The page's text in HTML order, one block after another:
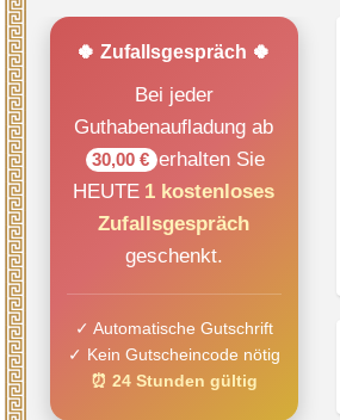
🍀 Zufallsgespräch 🍀
Bei jeder
Guthabenaufladung ab
30,00 € erhalten Sie
HEUTE 1 kostenloses
Zufallsgespräch
geschenkt.
✓ Automatische Gutschrift
✓ Kein Gutscheincode nötig
⏰ 24 Stunden gültig